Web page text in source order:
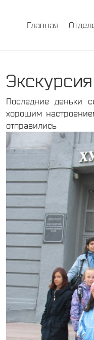
Главная
Последние деньки
хорошим